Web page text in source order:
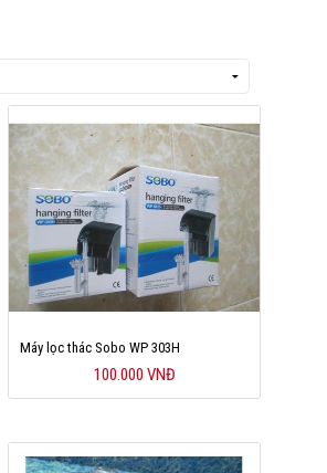
Máy lọc thác Sobo WP 303H
100.000 VNĐ